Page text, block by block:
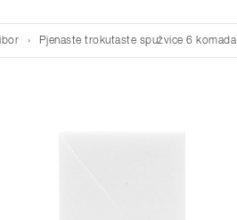
› Pjenaste trokutaste spužvice 6 komada